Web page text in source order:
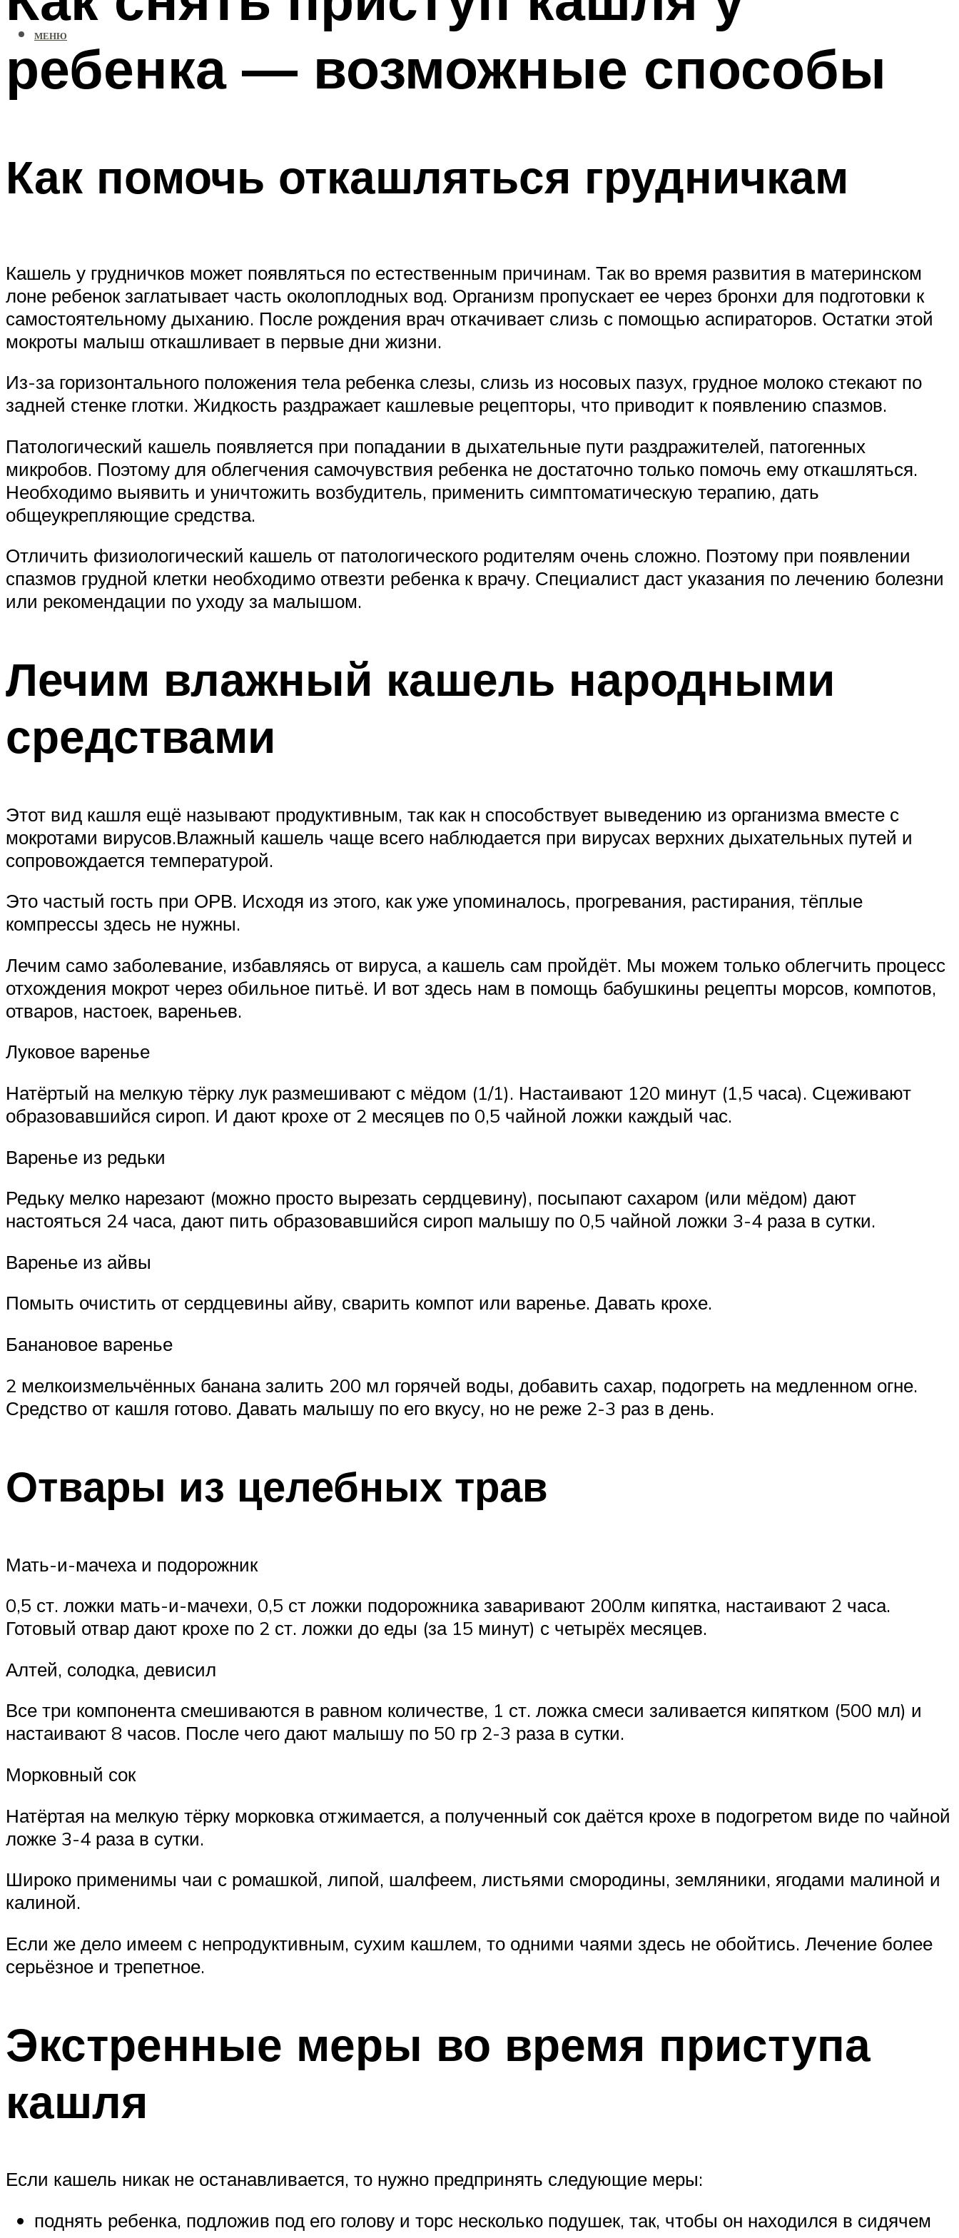
МЕНЮ
ребенка — возможные способы
Как помочь откашляться грудничкам
Кашель у грудничков может появляться по естественным причинам. Так во время развития в материнском
лоне ребенок заглатывает часть околоплодных вод. Организм пропускает ее через бронхи для подготовки к
самостоятельному дыханию. После рождения врач откачивает слизь с помощью аспираторов. Остатки этой
мокроты малыш откашливает в первые дни жизни.
Из-за горизонтального положения тела ребенка слезы, слизь из носовых пазух, грудное молоко стекают по
задней стенке глотки. Жидкость раздражает кашлевые рецепторы, что приводит к появлению спазмов.
Патологический кашель появляется при попадании в дыхательные пути раздражителей, патогенных
микробов. Поэтому для облегчения самочувствия ребенка не достаточно только помочь ему откашляться.
Необходимо выявить и уничтожить возбудитель, применить симптоматическую терапию, дать
общеукрепляющие средства.
Отличить физиологический кашель от патологического родителям очень сложно. Поэтому при появлении
спазмов грудной клетки необходимо отвезти ребенка к врачу. Специалист даст указания по лечению болезни
или рекомендации по уходу за малышом.
Лечим влажный кашель народными
средствами
Этот вид кашля ещё называют продуктивным, так как н способствует выведению из организма вместе с
мокротами вирусов.Влажный кашель чаще всего наблюдается при вирусах верхних дыхательных путей и
сопровождается температурой.
Это частый гость при ОРВ. Исходя из этого, как уже упоминалось, прогревания, растирания, тёплые
компрессы здесь не нужны.
Лечим само заболевание, избавляясь от вируса, а кашель сам пройдёт. Мы можем только облегчить процесс
отхождения мокрот через обильное питьё. И вот здесь нам в помощь бабушкины рецепты морсов, компотов,
отваров, настоек, вареньев.
Луковое варенье
Натёртый на мелкую тёрку лук размешивают с мёдом (1/1). Настаивают 120 минут (1,5 часа). Сцеживают
образовавшийся сироп. И дают крохе от 2 месяцев по 0,5 чайной ложки каждый час.
Варенье из редьки
Редьку мелко нарезают (можно просто вырезать сердцевину), посыпают сахаром (или мёдом) дают
настояться 24 часа, дают пить образовавшийся сироп малышу по 0,5 чайной ложки 3-4 раза в сутки.
Варенье из айвы
Помыть очистить от сердцевины айву, сварить компот или варенье. Давать крохе.
Банановое варенье
2 мелкоизмельчённых банана залить 200 мл горячей воды, добавить сахар, подогреть на медленном огне.
Средство от кашля готово. Давать малышу по его вкусу, но не реже 2-3 раз в день.
Отвары из целебных трав
Мать-и-мачеха и подорожник
0,5 ст. ложки мать-и-мачехи, 0,5 ст ложки подорожника заваривают 200лм кипятка, настаивают 2 часа.
Готовый отвар дают крохе по 2 ст. ложки до еды (за 15 минут) с четырёх месяцев.
Алтей, солодка, девисил
Все три компонента смешиваются в равном количестве, 1 ст. ложка смеси заливается кипятком (500 мл) и
настаивают 8 часов. После чего дают малышу по 50 гр 2-3 раза в сутки.
Морковный сок
Натёртая на мелкую тёрку морковка отжимается, а полученный сок даётся крохе в подогретом виде по чайной
ложке 3-4 раза в сутки.
Широко применимы чаи с ромашкой, липой, шалфеем, листьями смородины, земляники, ягодами малиной и
калиной.
Если же дело имеем с непродуктивным, сухим кашлем, то одними чаями здесь не обойтись. Лечение более
серьёзное и трепетное.
Экстренные меры во время приступа
кашля
Если кашель никак не останавливается, то нужно предпринять следующие меры:
поднять ребенка, подложив под его голову и торс несколько подушек, так, чтобы он находился в сидячем